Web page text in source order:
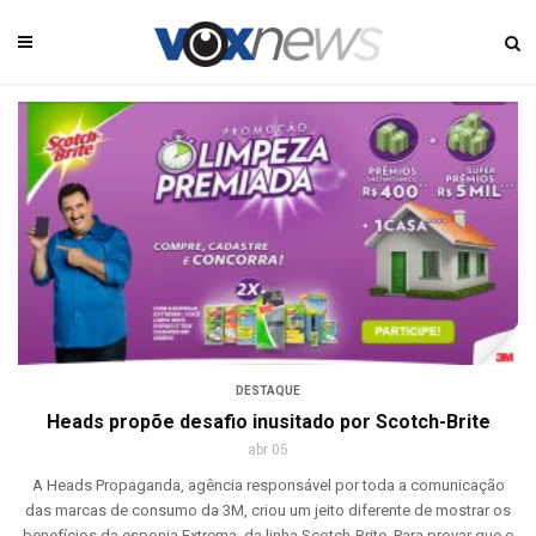
DESTAQUE
Heads propõe desafio inusitado por Scotch-Brite
abr 05
A Heads Propaganda, agência responsável por toda a comunicação
das marcas de consumo da 3M, criou um jeito diferente de mostrar os